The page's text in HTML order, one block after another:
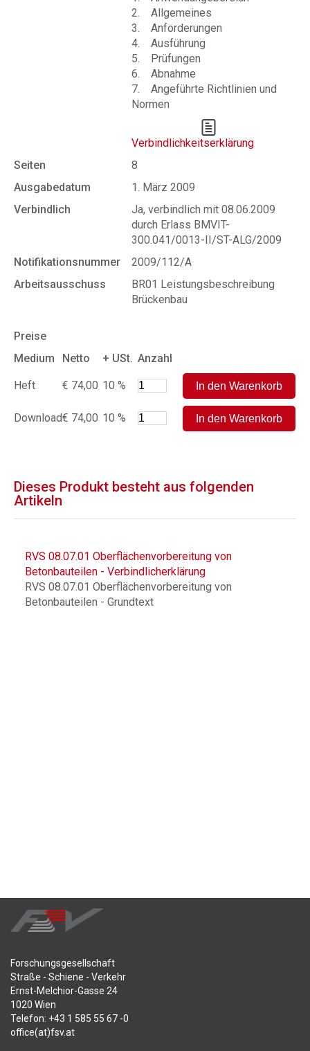
2. Allgemeines
3. Anforderungen
4. Ausführung
5. Prüfungen
6. Abnahme
7. Angeführte Richtlinien und
Normen
Verbindlichkeitserklärung
Seiten
8
Ausgabedatum
1. März 2009
Verbindlich
Ja, verbindlich mit 08.06.2009
durch Erlass BMVIT-
300.041/0013-II/ST-ALG/2009
Notifikationsnummer
2009/112/A
Arbeitsausschuss
BR01 Leistungsbeschreibung
Brückenbau
Preise
Medium
Netto + USt. Anzahl
Heft € 74,00 10 %
Download€ 74,00 10 %
Dieses Produkt besteht aus folgenden
Artikeln
RVS 08.07.01 Oberflächenvorbereitung von
Betonbauteilen - Verbindlicherklärung
RVS 08.07.01 Oberflächenvorbereitung von
Betonbauteilen - Grundtext
Forschungsgesellschaft
Straße - Schiene - Verkehr
Ernst-Melchior-Gasse 24
1020 Wien
Telefon: +43 1 585 55 67 -0
office(at)fsv.at